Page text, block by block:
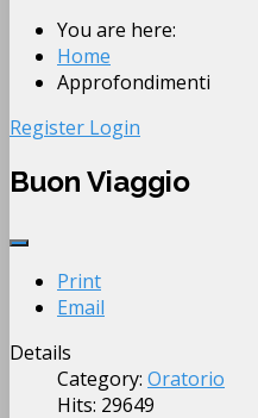
You are here:
Home
Approfondimenti
Register Login
Buon Viaggio
Print
Email
Details
Category: Oratorio
Hits: 29649